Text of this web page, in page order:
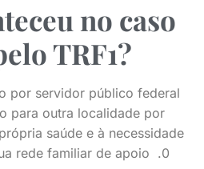
no caso
TRF1?
por servidor público federal
para outra localidade por
saúde e à necessidade
rede familiar de apoio .0